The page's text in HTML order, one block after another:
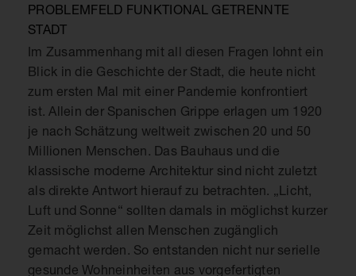
PROBLEMFELD FUNKTIONAL GETRENNTE
STADT
Im Zusammenhang mit all diesen Fragen lohnt ein
Blick in die Geschichte der Stadt, die heute nicht
zum ersten Mal mit einer Pandemie konfrontiert
ist. Allein der Spanischen Grippe erlagen um 1920
je nach Schätzung weltweit zwischen 20 und 50
Millionen Menschen. Das Bauhaus und die
klassische moderne Architektur sind nicht zuletzt
als direkte Antwort hierauf zu betrachten. „Licht,
Luft und Sonne“ sollten damals in möglichst kurzer
Zeit möglichst allen Menschen zugänglich
gemacht werden. So entstanden nicht nur serielle
gesunde Wohneinheiten aus vorgefertigten